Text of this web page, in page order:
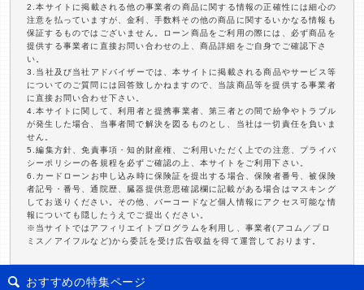
2.本サイトに掲載される他の事業者の商品に関する情報の正確性には細心の
注意を払っていますが、金利、手数料その他の商品に関するいかなる情報も
保証するものではございません。ローン商品をご利用の際には、必ず商品を
提供する事業者に直接お問い合わせの上、商品詳細をご自身でご確認下さ
い。
3.当社及び当社アドバイザーでは、本サイトに掲載される商品やサービス等
についてのご質問には回答致しかねますので、当該商品等を提供する事業者
に直接お問い合わせ下さい。
4.本サイトに関して、利用者と提携事業者、第三者との間で紛争やトラブル
が発生した場合、当事者間で解決を図るものとし、当社は一切責任を負いま
せん。
5.編集方針、免責事項・知的財産権、ご利用いただく上での注意、プライバ
シーポリシーの各規程を必ずご確認の上、本サイトをご利用下さい。
6.カードローンお申し込み時に保険証を提出する場合、保険者番号、被保険
者記号・番号、通院歴、臓器提供意思確認欄に記載がある場合はマスキング
してお送りください。その他、バーコードなど個人情報にアクセス可能な情
報についても隠したうえでご提出ください。
※当サイトではアフィリエイトプログラムを利用し、事業者(アコム／プロ
ミス／アイフルなど)から委託を受け広告収益を得て運営しております。
おすすめの特集ページ